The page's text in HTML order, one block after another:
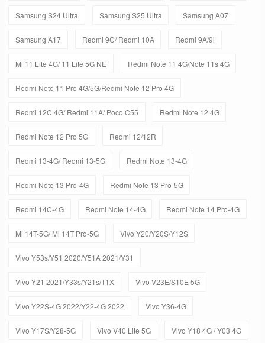
Samsung S24 Ultra Samsung S25 Ultra Samsung A07
Samsung A17 Redmi 9C/ Redmi 10A Redmi 9A/9i
Mi 11 Lite 4G/ 11 Lite 5G NE Redmi Note 11 4G/Note 11s 4G
Redmi Note 11 Pro 4G/5G/Redmi Note 12 Pro 4G
Redmi 12C 4G/ Redmi 11A/ Poco C55 Redmi Note 12 4G
Redmi Note 12 Pro 5G Redmi 12/12R
Redmi 13-4G/ Redmi 13-5G Redmi Note 13-4G
Redmi Note 13 Pro-4G Redmi Note 13 Pro-5G
Redmi 14C-4G Redmi Note 14-4G Redmi Note 14 Pro-4G
Mi 14T-5G/ Mi 14T Pro-5G Vivo Y20/Y20S/Y12S
Vivo Y53s/Y51 2020/Y51A 2021/Y31
Vivo Y21 2021/Y33s/Y21s/T1X Vivo V23E/S10E 5G
Vivo Y22S-4G 2022/Y22-4G 2022 Vivo Y36-4G
Vivo Y17S/Y28-5G Vivo V40 Lite 5G Vivo Y18 4G / Y03 4G